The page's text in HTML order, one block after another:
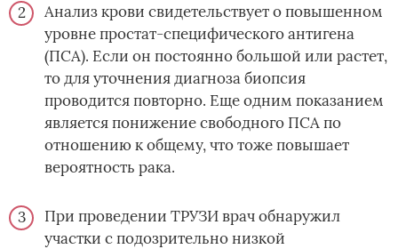
Анализ крови свидетельствует о повышенном
уровне простат-специфического антигена
(ПСА). Если он постоянно большой или растет,
то для уточнения диагноза биопсия
проводится повторно. Еще одним показанием
является понижение свободного ПСА по
отношению к общему, что тоже повышает
вероятность рака.
При проведении ТРУЗИ врач обнаружил
участки с подозрительно низкой